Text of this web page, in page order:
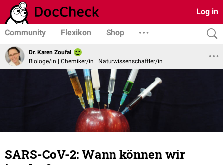
Log in
Community Flexikon Shop
Dr. Karen Zoufal
Biologe/in | Chemiker/in | Naturwissenschaftler/in
SARS-CoV-2: Wann können wir